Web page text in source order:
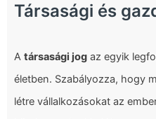
Társasági és
A társasági jog az egyik
életben. Szabályozza, hogy
létre vállalkozásokat az